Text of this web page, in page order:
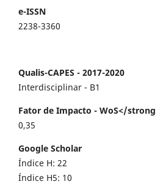
e-ISSN
2238-3360
Qualis-CAPES - 2017-2020
Interdisciplinar - B1
Fator de Impacto - WoS</strong
0,35
Google Scholar
Índice H: 22
Índice H5: 10